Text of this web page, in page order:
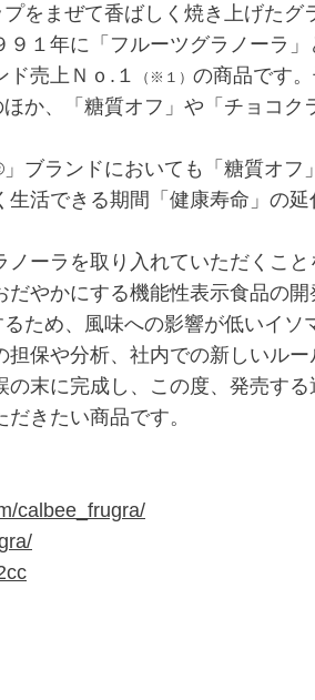
まぜて香ばしく焼き上げたグ
１年に「フルーツグラノーラ
売上Ｎｏ.１
（※１） の商品です
か、「糖質オフ」や「チョコ
ランドにおいても「糖質オフ
活できる期間「健康寿命」の
ーラを取り入れていただくこ
やかにする機能性表示食品の開
め、風味への影響が低いイソ
保や分析、社内での新しいル
末に完成し、この度、発売す
きたい商品です。
calbee_frugra/